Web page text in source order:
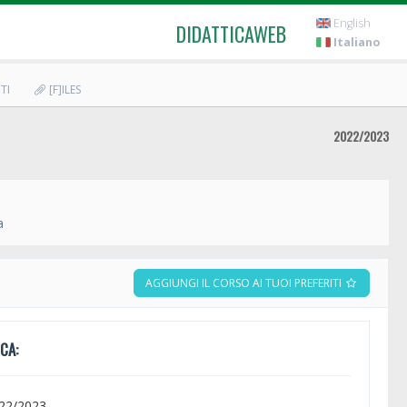
DIDATTICAWEB
English
Italiano
[F]ILES
2022/2023
AGGIUNGI IL CORSO AI TUOI PREFERITI